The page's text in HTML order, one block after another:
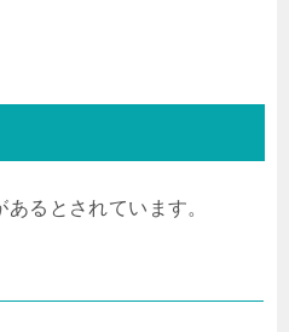
るとされています。